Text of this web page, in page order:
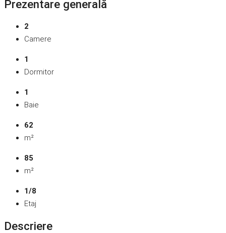
Prezentare generală
2
Camere
1
Dormitor
1
Baie
62
m²
85
m²
1/8
Etaj
Descriere